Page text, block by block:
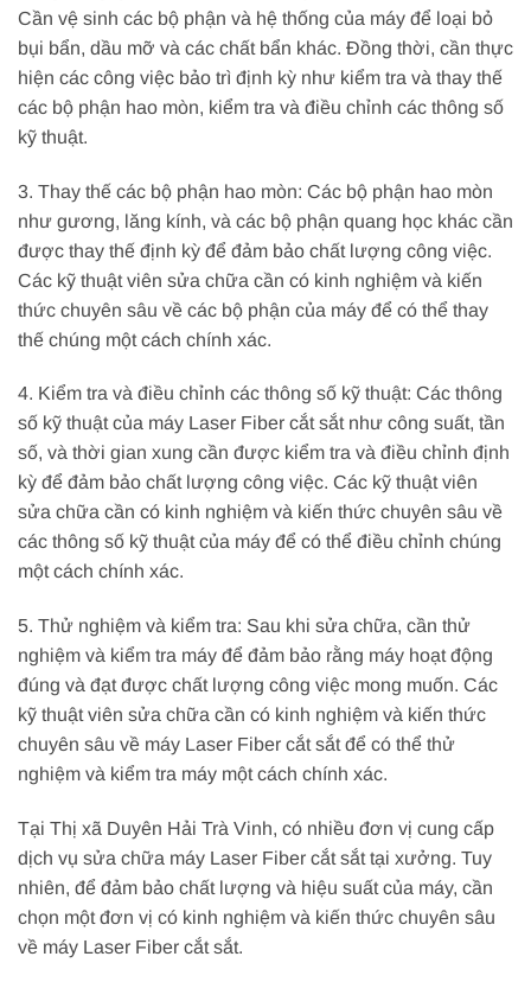
Cần vệ sinh các bộ phận và hệ thống của máy để loại bỏ
bụi bẩn, dầu mỡ và các chất bẩn khác. Đồng thời, cần thực
hiện các công việc bảo trì định kỳ như kiểm tra và thay thế
các bộ phận hao mòn, kiểm tra và điều chỉnh các thông số
kỹ thuật.
3. Thay thế các bộ phận hao mòn: Các bộ phận hao mòn
như gương, lăng kính, và các bộ phận quang học khác cần
được thay thế định kỳ để đảm bảo chất lượng công việc.
Các kỹ thuật viên sửa chữa cần có kinh nghiệm và kiến
thức chuyên sâu về các bộ phận của máy để có thể thay
thế chúng một cách chính xác.
4. Kiểm tra và điều chỉnh các thông số kỹ thuật: Các thông
số kỹ thuật của máy Laser Fiber cắt sắt như công suất, tần
số, và thời gian xung cần được kiểm tra và điều chỉnh định
kỳ để đảm bảo chất lượng công việc. Các kỹ thuật viên
sửa chữa cần có kinh nghiệm và kiến thức chuyên sâu về
các thông số kỹ thuật của máy để có thể điều chỉnh chúng
một cách chính xác.
5. Thử nghiệm và kiểm tra: Sau khi sửa chữa, cần thử
nghiệm và kiểm tra máy để đảm bảo rằng máy hoạt động
đúng và đạt được chất lượng công việc mong muốn. Các
kỹ thuật viên sửa chữa cần có kinh nghiệm và kiến thức
chuyên sâu về máy Laser Fiber cắt sắt để có thể thử
nghiệm và kiểm tra máy một cách chính xác.
Tại Thị xã Duyên Hải Trà Vinh, có nhiều đơn vị cung cấp
dịch vụ sửa chữa máy Laser Fiber cắt sắt tại xưởng. Tuy
nhiên, để đảm bảo chất lượng và hiệu suất của máy, cần
chọn một đơn vị có kinh nghiệm và kiến thức chuyên sâu
về máy Laser Fiber cắt sắt.